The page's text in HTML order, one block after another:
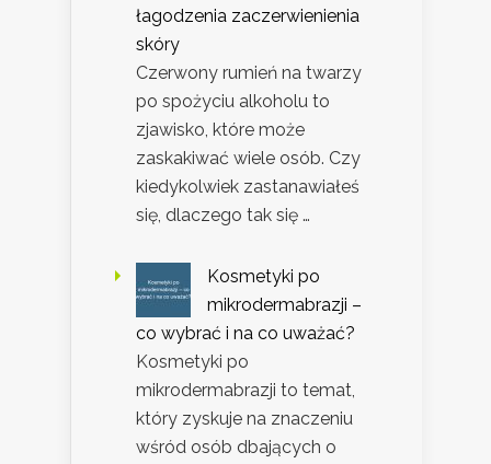
łagodzenia zaczerwienienia
skóry
Czerwony rumień na twarzy
po spożyciu alkoholu to
zjawisko, które może
zaskakiwać wiele osób. Czy
kiedykolwiek zastanawiałeś
się, dlaczego tak się …
Kosmetyki po
mikrodermabrazji –
co wybrać i na co uważać?
Kosmetyki po
mikrodermabrazji to temat,
który zyskuje na znaczeniu
wśród osób dbających o